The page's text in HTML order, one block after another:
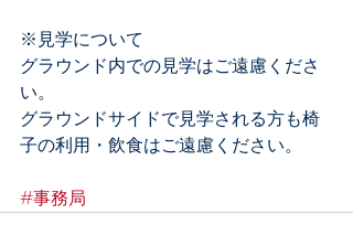
※見学について
グラウンド内での見学はご遠慮くださ
い。
グラウンドサイドで見学される方も椅
子の利用・飲食はご遠慮ください。
#事務局